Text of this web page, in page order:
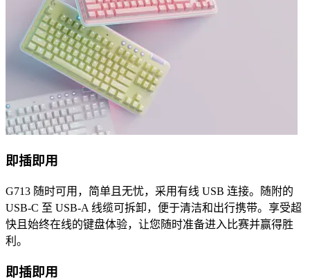
即插即用
G713 随时可用，简单且无忧，采用有线 USB 连接。随附的
USB-C 至 USB-A 线缆可拆卸，便于清洁和出行携带。享受超
快且始终在线的键盘体验，让您随时准备进入比赛并赢得胜
利。
即插即用